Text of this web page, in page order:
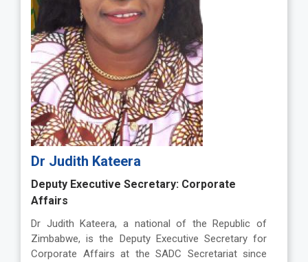
Dr Judith Kateera
Deputy Executive Secretary: Corporate
Affairs
Dr Judith Kateera, a national of the Republic of
Zimbabwe, is the Deputy Executive Secretary for
Corporate Affairs at the SADC Secretariat since